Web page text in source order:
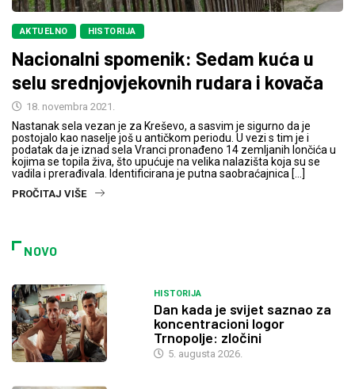
AKTUELNO HISTORIJA
Nacionalni spomenik: Sedam kuća u
selu srednjovjekovnih rudara i kovača
18. novembra 2021.
Nastanak sela vezan je za Kreševo, a sasvim je sigurno da je
postojalo kao naselje još u antičkom periodu. U vezi s tim je i
podatak da je iznad sela Vranci pronađeno 14 zemljanih lončića u
kojima se topila živa, što upućuje na velika nalazišta koja su se
vadila i prerađivala. Identificirana je putna saobraćajnica […]
PROČITAJ VIŠE
NOVO
HISTORIJA
Dan kada je svijet saznao za
koncentracioni logor
Trnopolje: zločini
5. augusta 2026.